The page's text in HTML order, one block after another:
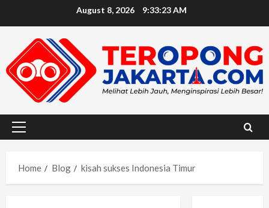
August 8, 2026 9:33:24 AM
Primary
Home
Blog kisah sukses Indonesia Timur